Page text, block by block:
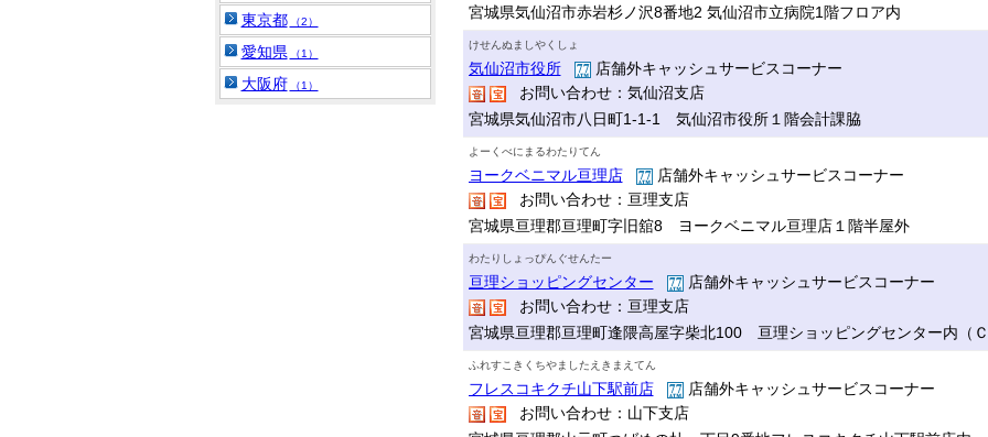
宮城県気仙沼市赤岩杉ノ沢8番地2 気仙沼市立病院1階フロア内
けせんぬましやくしょ
気仙沼市役所
店舗外キャッシュサービスコーナー
お問い合わせ：気仙沼支店
宮城県気仙沼市八日町1-1-1 気仙沼市役所１階会計課脇
よーくべにまるわたりてん
ヨークベニマル亘理店
店舗外キャッシュサービスコーナー
お問い合わせ：亘理支店
宮城県亘理郡亘理町字旧舘8 ヨークベニマル亘理店１階半屋外
わたりしょっぴんぐせんたー
亘理ショッピングセンター
店舗外キャッシュサービスコーナー
お問い合わせ：亘理支店
宮城県亘理郡亘理町逢隈高屋字柴北100 亘理ショッピングセンター内（Ｃ
ふれすこきくちやましたえきまえてん
フレスコキクチ山下駅前店
店舗外キャッシュサービスコーナー
お問い合わせ：山下支店
東京都 （2）
愛知県 （1）
大阪府 （1）